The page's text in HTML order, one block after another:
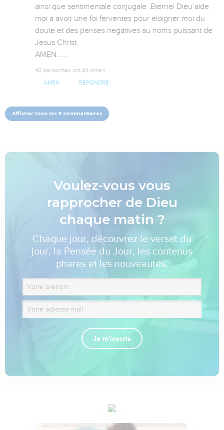
ainsi que sentimentale conjugale ,Eternel Dieu aide
moi a avoir une foi ferventes pour eloigner moi du
doute et des penses negatives au noms puissant de
Jesus Christ.
AMEN......
40 personnes ont dit Amen
AMEN RÉPONDRE
Afficher tous les 11 commentaires
Voulez-vous vous
rapprocher de Dieu
chaque matin ?
Chaque jour, découvrez le verset du
jour, la Pensée du Jour, les contenus
phares et les nouveautés.
Je m'inscris